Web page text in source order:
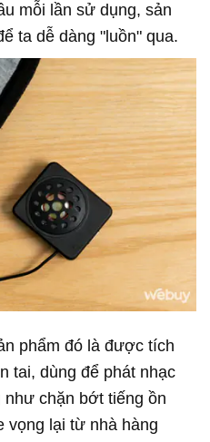
mỗi lần sử dụng, sản
ta dễ dàng "luồn" qua.
phẩm đó là được tích
tai, dùng để phát nhạc
như chặn bớt tiếng ồn
vọng lại từ nhà hàng